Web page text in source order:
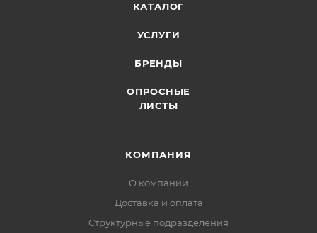
КАТАЛОГ
УСЛУГИ
БРЕНДЫ
ОПРОСНЫЕ
ЛИСТЫ
КОМПАНИЯ
О компании
Доставка и оплата
Структурные подразделения